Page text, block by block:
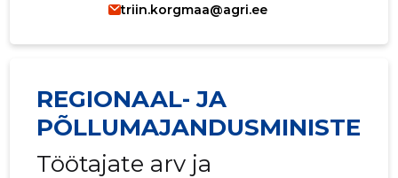
triin.korgmaa@agri.ee
REGIONAAL- JA
Töötajate arv ja